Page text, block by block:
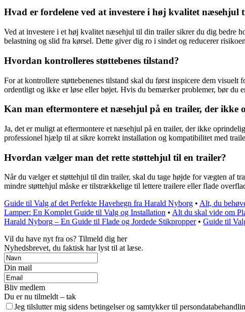
Hvad er fordelene ved at investere i høj kvalitet næsehjul
Ved at investere i et høj kvalitet næsehjul til din trailer sikrer du dig bedre
belastning og slid fra kørsel. Dette giver dig ro i sindet og reducerer
Hvordan kontrolleres støttebenes tilstand?
For at kontrollere støttebenenes tilstand skal du først inspicere dem
ordentligt og ikke er løse eller bøjet. Hvis du bemærker problemer, bør du
Kan man eftermontere et næsehjul på en trailer, der ikke
Ja, det er muligt at eftermontere et næsehjul på en trailer, der ikke
professionel hjælp til at sikre korrekt installation og kompatibilitet med
Hvordan vælger man det rette støttehjul til en trailer?
Når du vælger et støttehjul til din trailer, skal du tage højde for vægten af
mindre støttehjul måske er tilstrækkelige til lettere trailere eller flade
Guide til Valg af det Perfekte Havehegn fra Harald Nyborg • Alt, du
Lamper: En Komplet Guide til Valg og Installation • Alt du skal vide om
Harald Nyborg – En Guide til Flade og Jordede Stikpropper• Guide til
Vil du have nyt fra os? Tilmeld dig her
Nyhedsbrevet, du faktisk har lyst til at læse.
Din mail
Bliv medlem
Du er nu tilmeldt – tak
Jeg tilslutter mig sidens betingelser og samtykker til